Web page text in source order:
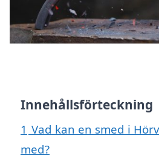
Innehållsförteckning
1 Vad kan en smed i
med?